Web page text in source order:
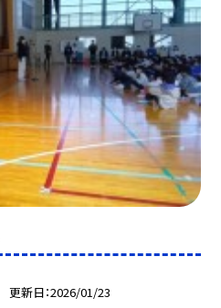
更新日 2026/01/23